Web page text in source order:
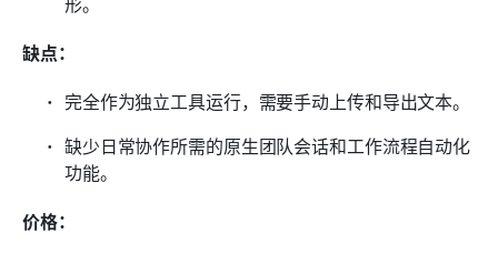
缺点：
完全作为独立工具运行，需要手动上传和导出文本。
缺少日常协作所需的原生团队会话和工作流程自动化
功能。
价格：